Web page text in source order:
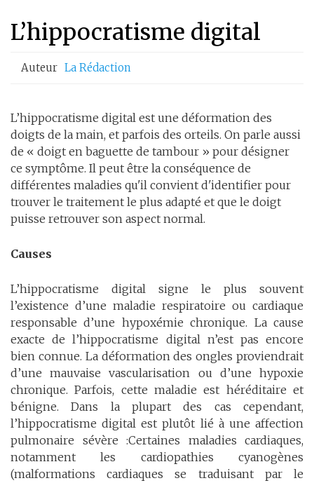
L’hippocratisme digital
Auteur La Rédaction
L’hippocratisme digital est une déformation des
doigts de la main, et parfois des orteils. On parle aussi
de « doigt en baguette de tambour » pour désigner
ce symptôme. Il peut être la conséquence de
différentes maladies qu'il convient d'identifier pour
trouver le traitement le plus adapté et que le doigt
puisse retrouver son aspect normal.
Causes
L’hippocratisme digital signe le plus souvent
l’existence d’une maladie respiratoire ou cardiaque
responsable d’une hypoxémie chronique. La cause
exacte de l’hippocratisme digital n’est pas encore
bien connue. La déformation des ongles proviendrait
d’une mauvaise vascularisation ou d’une hypoxie
chronique. Parfois, cette maladie est héréditaire et
bénigne. Dans la plupart des cas cependant,
l’hippocratisme digital est plutôt lié à une affection
pulmonaire sévère :Certaines maladies cardiaques,
notamment les cardiopathies cyanogènes
(malformations cardiaques se traduisant par le